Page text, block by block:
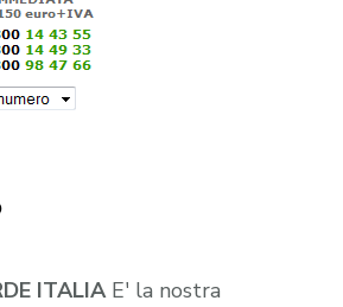
ITALIAE' la nostra